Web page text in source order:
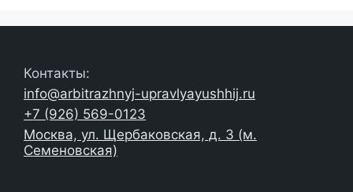
Контакты:
info@arbitrazhnyj-upravlyayushhij.ru
+7 (926) 569-0123
Москва, ул. Щербаковская, д. 3 (м.
Семеновская)